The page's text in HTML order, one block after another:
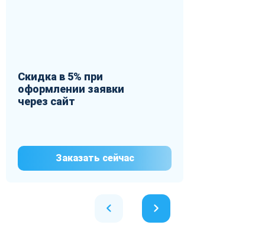
Скидка в 5% при
оформлении заявки
через сайт
Заказать сейчас